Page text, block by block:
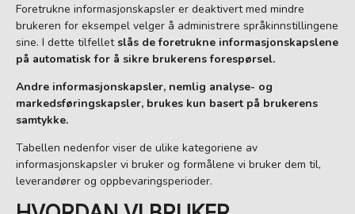
Foretrukne informasjonskapsler er deaktivert med mindre
brukeren for eksempel velger å administrere språkinnstillingene
sine. I dette tilfellet slås de foretrukne informasjonskapslene
på automatisk for å sikre brukerens forespørsel.
Andre informasjonskapsler, nemlig analyse- og
markedsføringskapsler, brukes kun basert på brukerens
samtykke.
Tabellen nedenfor viser de ulike kategoriene av
informasjonskapsler vi bruker og formålene vi bruker dem til,
leverandører og oppbevaringsperioder.